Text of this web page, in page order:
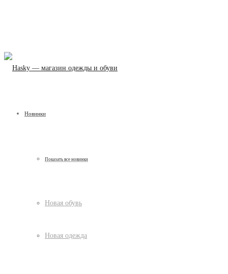
Новинки
Показать все новинки
Новая обувь
Новая одежда